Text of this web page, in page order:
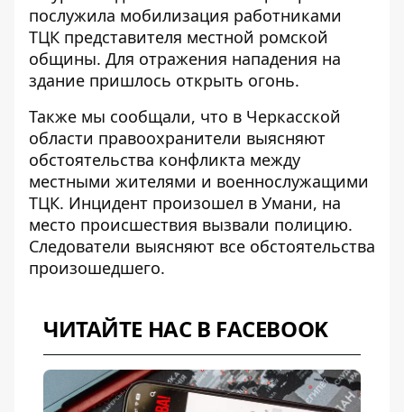
послужила мобилизация работниками
ТЦК представителя местной ромской
общины. Для отражения нападения на
здание пришлось открыть огонь.
Также мы сообщали, что в Черкасской
области правоохранители выясняют
обстоятельства конфликта между
местными жителями и военнослужащими
ТЦК. Инцидент произошел в Умани, на
место происшествия вызвали полицию.
Следователи выясняют все обстоятельства
произошедшего.
ЧИТАЙТЕ НАС В FACEBOOK